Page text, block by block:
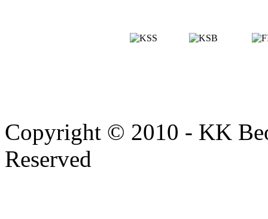
Copyright © 2010 - KK
Reserved